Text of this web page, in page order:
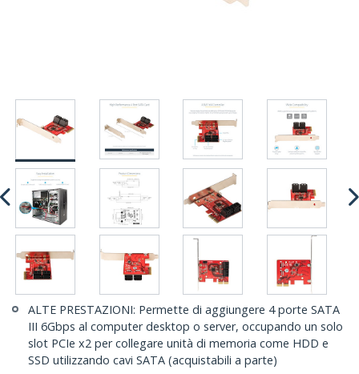
ALTE PRESTAZIONI: Permette di aggiungere 4 porte SATA
III 6Gbps al computer desktop o server, occupando un solo
slot PCIe x2 per collegare unità di memoria come HDD e
SSD utilizzando cavi SATA (acquistabili a parte)